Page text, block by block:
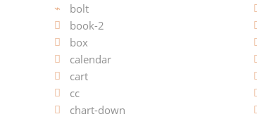
bolt
book-2
box
calendar
cart
cc
chart-down